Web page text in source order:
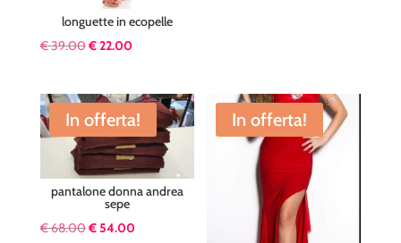
longuette in ecopelle
€39.00Il
originale
era:
€ 39.00.
€22.00Il
attuale
è:
€ 22.00.
In offerta!
pantalone donna andrea
sepe
€68.00Il
€54.00Il
In offerta!